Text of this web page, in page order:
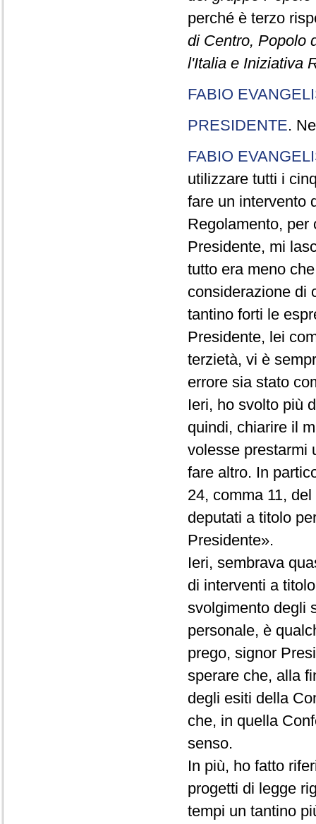
perché è terzo
di Centro, Popolo
l'Italia e Iniziativa
FABIO
PRESIDENTE.
FABIO
utilizzare tutti i
fare un intervento
Regolamento, per
Presidente, mi
tutto era meno
considerazione di
tantino forti le
Presidente, lei
terzietà, vi è
errore sia stato
Ieri, ho svolto più
quindi, chiarire il
volesse prestarmi
fare altro. In
24, comma 11,
deputati a titolo
Presidente».
Ieri, sembrava
di interventi a
svolgimento degli
personale, è
prego, signor
sperare che, alla
degli esiti della
che, in quella
senso.
In più, ho fatto
progetti di legge
tempi un tantino